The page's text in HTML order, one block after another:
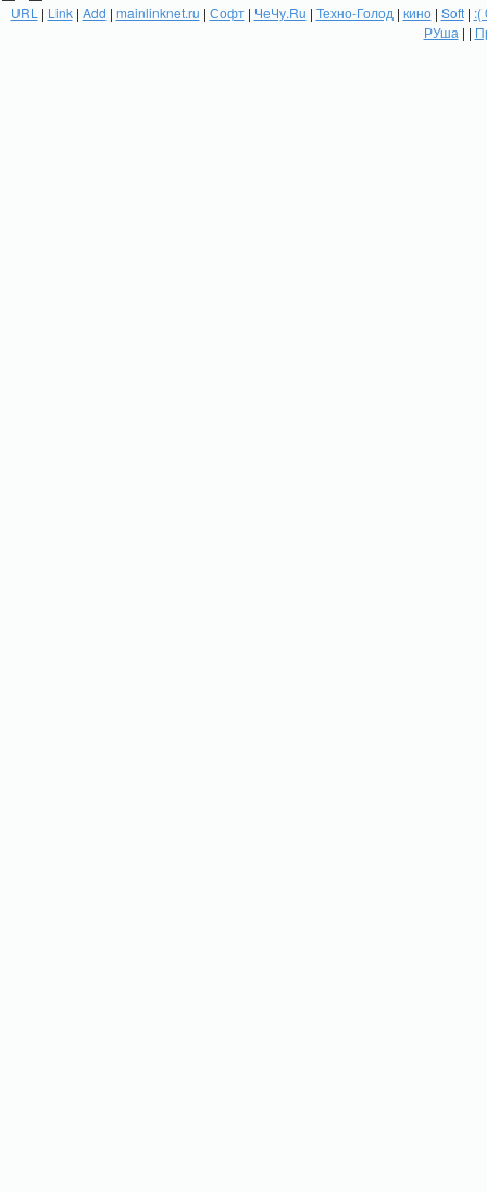
URL | Link| Add | mainlinknet.ru | Софт| ЧеЧу.Ru | Техно-Голод | кино| Soft| :(
РУша | |